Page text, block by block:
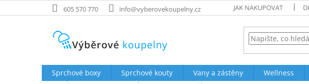
na
605 570 770 info@vyberovekoupelny.cz JAK NAKUPOVAT
Sprchové boxy Sprchové kouty Vany a zástěny Wellness